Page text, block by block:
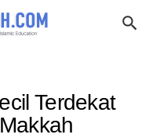
Terdekat